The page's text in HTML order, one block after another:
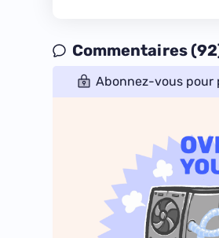
Commentaires
Abonnez-vous pour